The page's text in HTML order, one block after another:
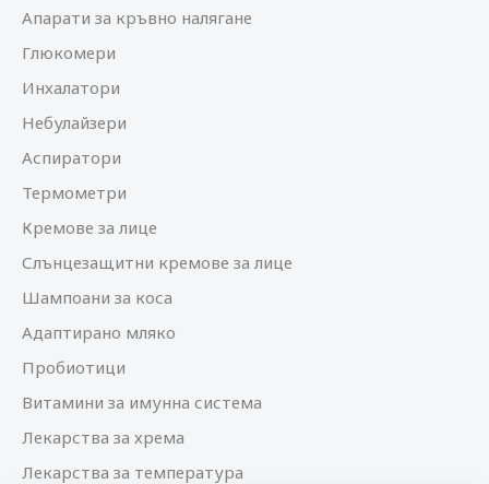
Апарати за кръвно налягане
Глюкомери
Инхалатори
Небулайзери
Аспиратори
Термометри
Кремове за лице
Слънцезащитни кремове за лице
Шампоани за коса
Адаптирано мляко
Пробиотици
Витамини за имунна система
Лекарства за хрема
Лекарства за температура